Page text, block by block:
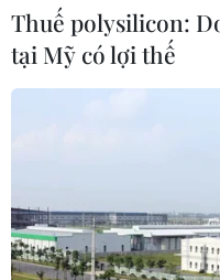
Thuế polysilicon:
tại Mỹ có lợi thế